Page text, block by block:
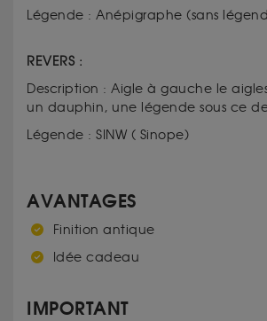
Légende : Anépigraphe (sans
REVERS :
Description : Aigle à gauche le
un dauphin, une légende sous ce
Légende : SINW ( Sinope)
AVANTAGES
Finition antique
Idée cadeau
IMPORTANT